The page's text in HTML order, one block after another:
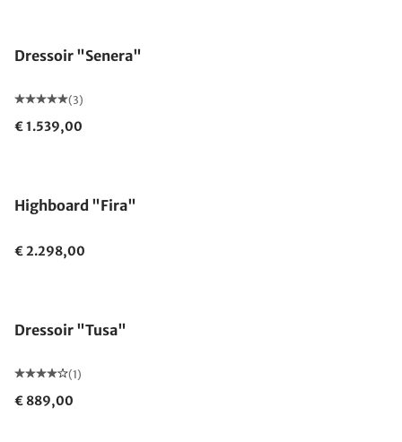
Dressoir "Senera"
(3)
€ 1.539,00
Highboard "Fira"
€ 2.298,00
Dressoir "Tusa"
(1)
€ 889,00